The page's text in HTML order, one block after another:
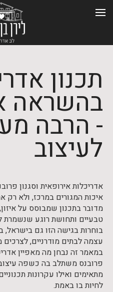
תכנון
בהשראה
- הרבה
לעיצוב
אדריכלות אירופאית וסגנון
איכות המגורים במרכז, ולא רק
מדובר בתכנון שמבוסס על
טבעיים ותחושת רוגע שנשמרת
בוחרות בגישה הזו גם
עצמה לבתים מודרניים,
במאמר זה נבחן מה מאפיין
פרובנס משתלב בה כשפה
מתאימים ואילו עקרונות
לחיות בו באמת.